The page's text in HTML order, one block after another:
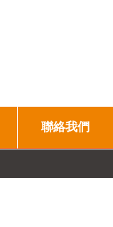
聯絡我們